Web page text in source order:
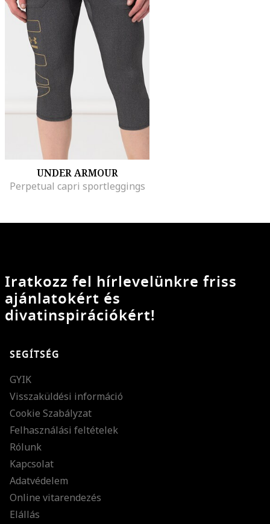
UNDER ARMOUR
Perpetual capri sportleggings
Iratkozz fel hírlevelünkre friss
ajánlatokért és
divatinspirációkért!
SEGÍTSÉG
GYIK
Visszaküldési információ
Cookie Szabályzat
Felhasználási feltételek
Rólunk
Kapcsolat
Adatvédelem
Online vitarendezés
Elállás